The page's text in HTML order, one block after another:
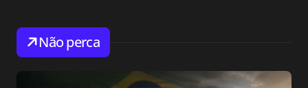
Não perca